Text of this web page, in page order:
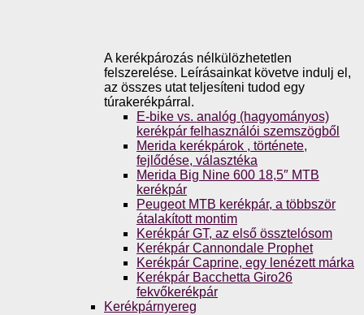
A kerékpározás nélkülözhetetlen
felszerelése. Leírásainkat követve indulj el,
az összes utat teljesíteni tudod egy
túrakerékpárral.
E-bike vs. analóg (hagyományos)
kerékpár felhasználói szemszögből
Merida kerékpárok , története,
fejlődése, választéka
Merida Big Nine 600 18,5″ MTB
kerékpár
Peugeot MTB kerékpár, a többször
átalakított montim
Kerékpár GT, az első össztelósom
Kerékpár Cannondale Prophet
Kerékpár Caprine, egy lenézett márka
Kerékpár Bacchetta Giro26
fekvőkerékpár
Kerékpárnyereg